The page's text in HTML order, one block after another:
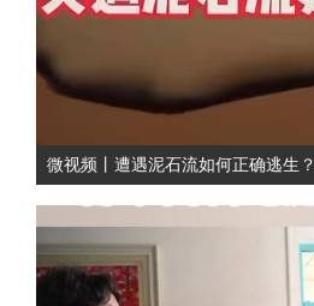
微视频丨遭遇泥石流如何正确逃生？